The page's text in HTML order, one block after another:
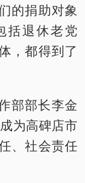
的捐助对象
括退休老党
，都得到了
部部长李金
为高碑店市
、社会责任